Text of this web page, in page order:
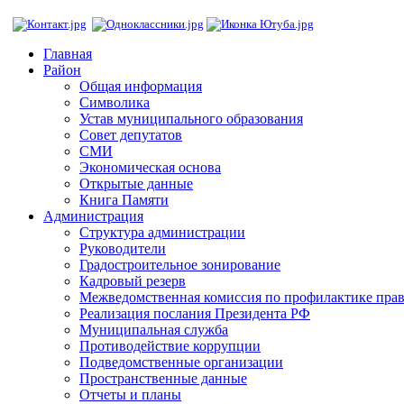
Главная
Район
Общая информация
Символика
Устав муниципального образования
Совет депутатов
СМИ
Экономическая основа
Открытые данные
Книга Памяти
Администрация
Структура администрации
Руководители
Градостроительное зонирование
Кадровый резерв
Межведомственная комиссия по профилактике
Реализация послания Президента РФ
Муниципальная служба
Противодействие коррупции
Подведомственные организации
Пространственные данные
Отчеты и планы